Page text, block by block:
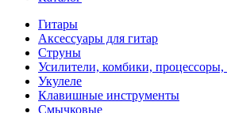
Гитары
Аксессуары для гитар
Струны
Усилители, комбики, процессоры,
Укулеле
Клавишные инструменты
Смычковые